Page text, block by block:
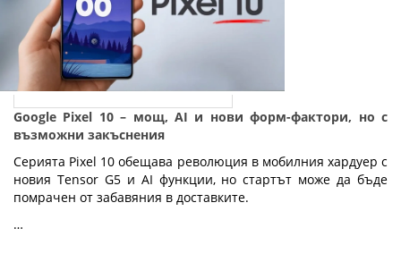
Google Pixel 10 – мощ, AI и нови форм-фактори, но с
възможни закъснения
Серията Pixel 10 обещава революция в мобилния хардуер с
новия Tensor G5 и AI функции, но стартът може да бъде
помрачен от забавяния в доставките.
…